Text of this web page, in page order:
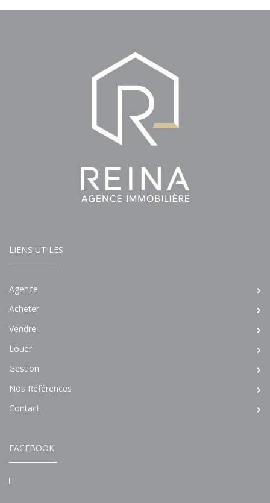
LIENS UTILES
Agence
Acheter
Vendre
Louer
Gestion
Nos Références
Contact
FACEBOOK